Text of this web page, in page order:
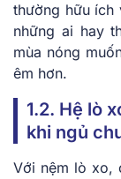
thường hữu ích
những ai hay
mùa nóng
êm hơn.
1.2. Hệ lò
khi ngủ
Với nệm lò xo,